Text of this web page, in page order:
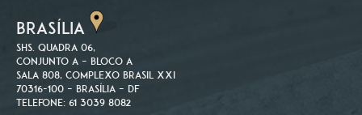
BRASÍLIA
SHS. Quadra 06,
Conjunto A – Bloco A
Sala 808, Complexo Brasil XXI
70316-100 – Brasília – DF
Telefone: 61 3039 8082